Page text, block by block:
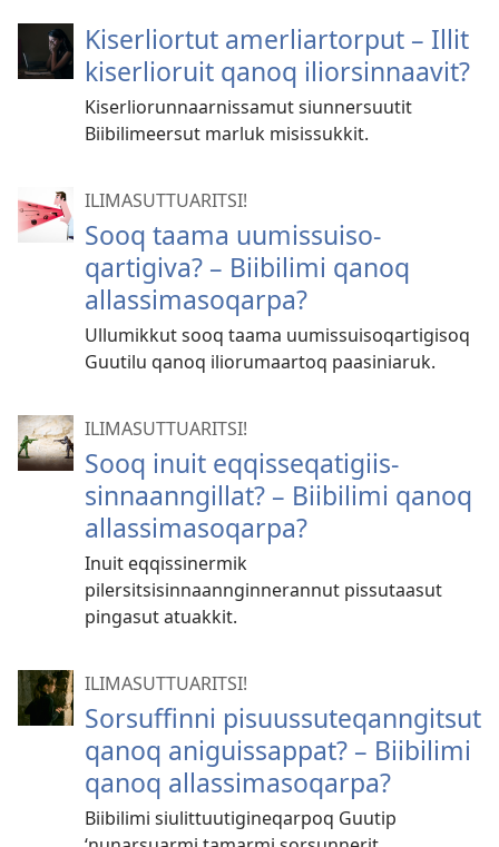
Kiserliortut amerliartorput – Illit
kiserlioruit qanoq iliorsinnaavit?
Kiserliorunnaarnissamut siunnersuutit
Biibilimeersut marluk misissukkit.
ILIMASUTTUARITSI!
Sooq taama uumissuiso­
qartigiva? – Biibilimi qanoq
allassimasoqarpa?
Ullumikkut sooq taama uumissuisoqartigisoq
Guutilu qanoq iliorumaartoq paasiniaruk.
ILIMASUTTUARITSI!
Sooq inuit eqqisseqatigiis­
sinnaanngillat? – Biibilimi qanoq
allassimasoqarpa?
Inuit eqqissinermik
pilersitsisinnaannginnerannut pissutaasut
pingasut atuakkit.
ILIMASUTTUARITSI!
Sorsuffinni pisuussuteqan­ngitsut
qanoq aniguissappat? – Biibilimi
qanoq allassimasoqarpa?
Biibilimi siulittuutigineqarpoq Guutip